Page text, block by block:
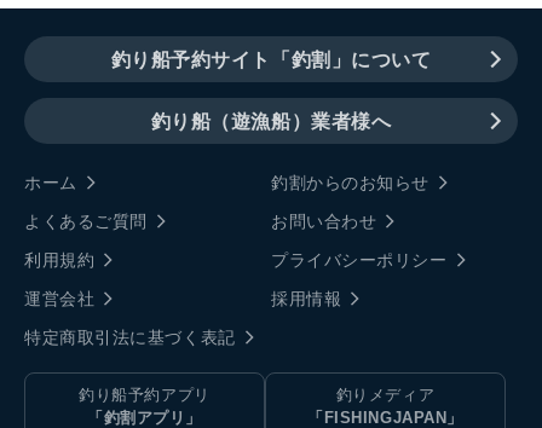
釣り船予約サイト「釣割」について
釣り船（遊漁船）業者様へ
ホーム
釣割からのお知らせ
よくあるご質問
お問い合わせ
利用規約
プライバシーポリシー
運営会社
採用情報
特定商取引法に基づく表記
釣り船予約アプリ
「釣割アプリ」
釣りメディア
「FISHINGJAPAN」